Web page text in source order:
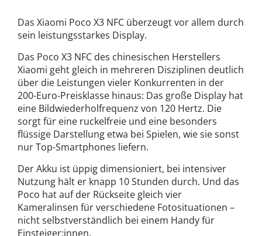
Das Xiaomi Poco X3 NFC überzeugt vor allem durch
sein leistungsstarkes Display.
Das Poco X3 NFC des chinesischen Herstellers
Xiaomi geht gleich in mehreren Disziplinen deutlich
über die Leistungen vieler Konkurrenten in der
200-Euro-Preisklasse hinaus: Das große Display hat
eine Bildwiederholfrequenz von 120 Hertz. Die
sorgt für eine ruckelfreie und eine besonders
flüssige Darstellung etwa bei Spielen, wie sie sonst
nur Top-Smartphones liefern.
Der Akku ist üppig dimensioniert, bei intensiver
Nutzung hält er knapp 10 Stunden durch. Und das
Poco hat auf der Rückseite gleich vier
Kameralinsen für verschiedene Fotosituationen –
nicht selbstverständlich bei einem Handy für
Einsteiger:innen.